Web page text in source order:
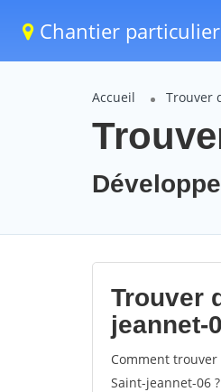
Chantier particulier
Accueil Trouver
Trouver
jeannet-
Comment
Saint-jeannet-06